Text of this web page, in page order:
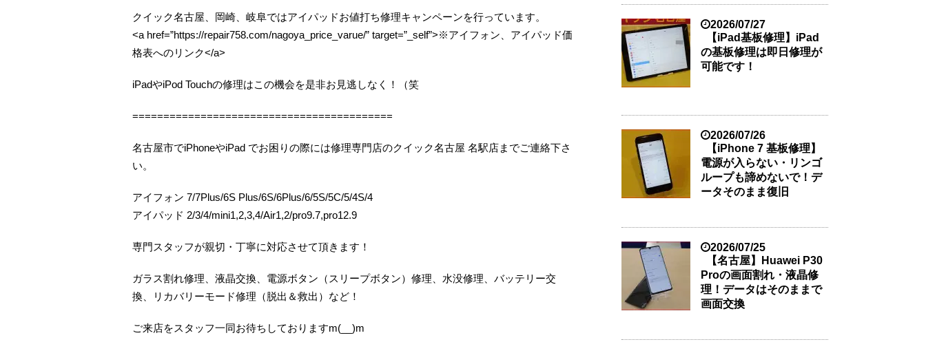
クイック名古屋、岡崎、岐阜ではアイパッドお値打ち修理キャンペーンを行っています。
<a href=”https://repair758.com/nagoya_price_varue/” target=”_self”>※アイフォン、アイパッド価
格表へのリンク</a>
iPadやiPod Touchの修理はこの機会を是非お見逃しなく！（笑
==========================================
名古屋市でiPhoneやiPad でお困りの際には修理専門店のクイック名古屋 名駅店までご連絡下さ
い。
アイフォン 7/7Plus/6S Plus/6S/6Plus/6/5S/5C/5/4S/4
アイパッド 2/3/4/mini1,2,3,4/Air1,2/pro9.7,pro12.9
専門スタッフが親切・丁寧に対応させて頂きます！
ガラス割れ修理、液晶交換、電源ボタン（スリープボタン）修理、水没修理、バッテリー交
換、リカバリーモード修理（脱出＆救出）など！
ご来店をスタッフ一同お待ちしておりますm(__)m
2026/07/27
【iPad基板修理】iPad
の基板修理は即日修理が
可能です！
2026/07/26
【iPhone 7 基板修理】
電源が入らない・リンゴ
ループも諦めないで！デ
ータそのまま復旧
2026/07/25
【名古屋】Huawei P30
Proの画面割れ・液晶修
理！データはそのままで
画面交換